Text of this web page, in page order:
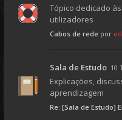
Tópico dedicado
utilizadores
Cabos de rede por
Sala de Estudo 10
Explicações,
aprendizagem
Re: [Sala de Estudo]